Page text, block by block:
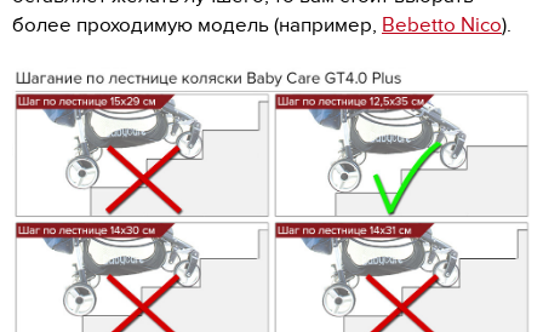
более проходимую модель (например, Bebetto Nico).